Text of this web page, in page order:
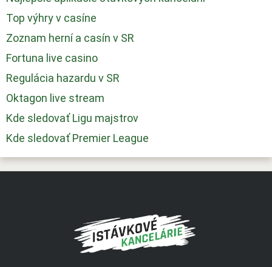
Top výhry v casíne
Zoznam herní a casín v SR
Fortuna live casino
Regulácia hazardu v SR
Oktagon live stream
Kde sledovať Ligu majstrov
Kde sledovať Premier League